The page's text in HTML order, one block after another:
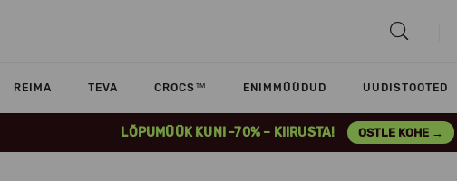
REIMA TEVA CROCS™ ENIMMÜÜDUD UUDISTOOTED
LÕPUMÜÜK KUNI -70% – KIIRUSTA! OSTLE KOHE →